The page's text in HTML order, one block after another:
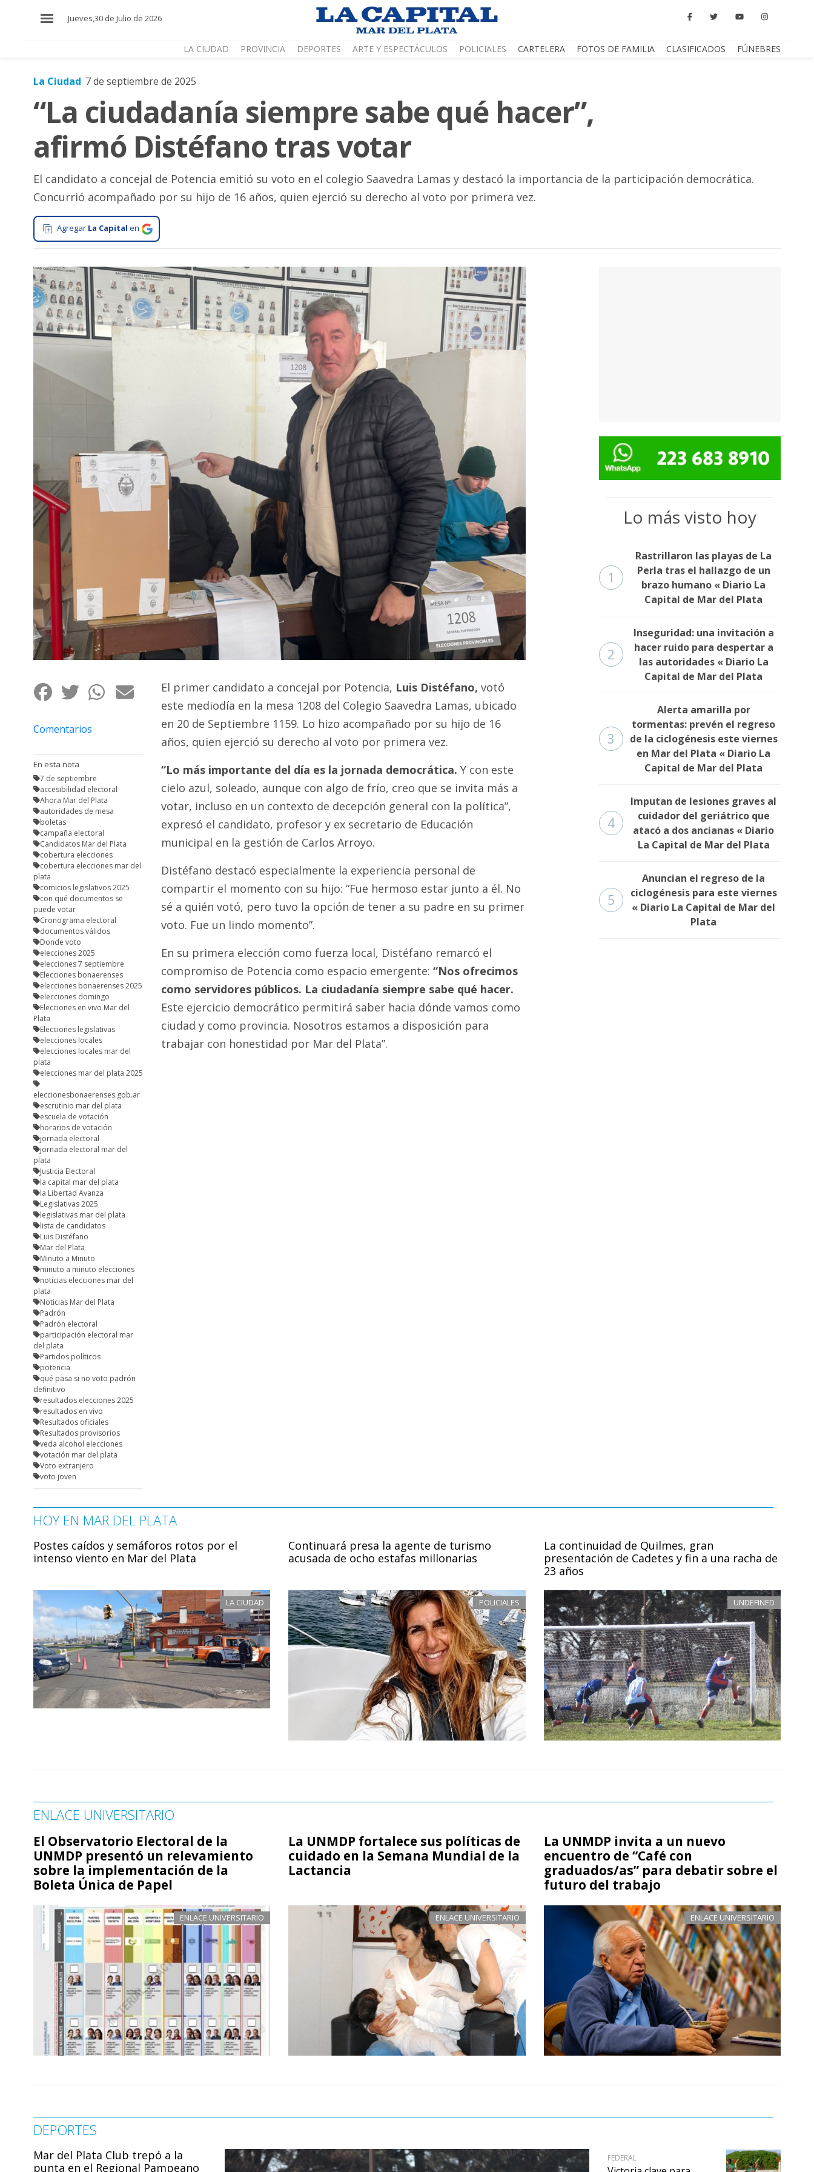
Jueves,30 de Julio de 2026
LA CIUDAD PROVINCIA DEPORTES ARTE Y ESPECTÁCULOS POLICIALES CARTELERA FOTOS DE FAMILIA CLASIFICADOS FÚNEBRES
País
Zona
Cultura
Tecnología
Gastronomía
Salud
Interés
General
Ciudad
Deportes
Fotos
Familia
Clasificados
La Ciudad 7 de septiembre de 2025
“La ciudadanía siempre sabe qué hacer”,
afirmó Distéfano tras votar
El candidato a concejal de Potencia emitió su voto en el colegio Saavedra Lamas y destacó la importancia de la participación democrática.
Concurrió acompañado por su hijo de 16 años, quien ejerció su derecho al voto por primera vez.
Agregar La Capital en
Comentarios
En esta nota
7 de septiembre
accesibilidad electoral
Ahora Mar del Plata
autoridades de mesa
boletas
campaña electoral
Candidatos Mar del Plata
cobertura elecciones
cobertura elecciones mar del
plata
comicios legislativos 2025
con qué documentos se
puede votar
Cronograma electoral
documentos válidos
Donde voto
elecciones 2025
elecciones 7 septiembre
Elecciones bonaerenses
elecciones bonaerenses 2025
elecciones domingo
Elecciones en vivo Mar del
Plata
Elecciones legislativas
elecciones locales
elecciones locales mar del
plata
elecciones mar del plata 2025
eleccionesbonaerenses.gob.ar
escrutinio mar del plata
escuela de votación
horarios de votación
jornada electoral
jornada electoral mar del
plata
Justicia Electoral
la capital mar del plata
la Libertad Avanza
Legislativas 2025
legislativas mar del plata
lista de candidatos
Luis Distéfano
Mar del Plata
Minuto a Minuto
minuto a minuto elecciones
noticias elecciones mar del
plata
Noticias Mar del Plata
Padrón
Padrón electoral
participación electoral mar
del plata
Partidos políticos
potencia
qué pasa si no voto padrón
definitivo
resultados elecciones 2025
resultados en vivo
Resultados oficiales
Resultados provisorios
veda alcohol elecciones
votación mar del plata
Voto extranjero
voto joven
El primer candidato a concejal por Potencia, Luis Distéfano, votó
este mediodía en la mesa 1208 del Colegio Saavedra Lamas, ubicado
en 20 de Septiembre 1159. Lo hizo acompañado por su hijo de 16
años, quien ejerció su derecho al voto por primera vez.
“Lo más importante del día es la jornada democrática. Y con este
cielo azul, soleado, aunque con algo de frío, creo que se invita más a
votar, incluso en un contexto de decepción general con la política”,
expresó el candidato, profesor y ex secretario de Educación
municipal en la gestión de Carlos Arroyo.
Distéfano destacó especialmente la experiencia personal de
compartir el momento con su hijo: “Fue hermoso estar junto a él. No
sé a quién votó, pero tuvo la opción de tener a su padre en su primer
voto. Fue un lindo momento”.
En su primera elección como fuerza local, Distéfano remarcó el
compromiso de Potencia como espacio emergente: “Nos ofrecimos
como servidores públicos. La ciudadanía siempre sabe qué hacer.
Este ejercicio democrático permitirá saber hacia dónde vamos como
ciudad y como provincia. Nosotros estamos a disposición para
trabajar con honestidad por Mar del Plata”.
Lo más visto hoy
1
Rastrillaron las playas de La
Perla tras el hallazgo de un
brazo humano « Diario La
Capital de Mar del Plata
2
Inseguridad: una invitación a
hacer ruido para despertar a
las autoridades « Diario La
Capital de Mar del Plata
3
Alerta amarilla por
tormentas: prevén el regreso
de la ciclogénesis este viernes
en Mar del Plata « Diario La
Capital de Mar del Plata
4
Imputan de lesiones graves al
cuidador del geriátrico que
atacó a dos ancianas « Diario
La Capital de Mar del Plata
5
Anuncian el regreso de la
ciclogénesis para este viernes
« Diario La Capital de Mar del
Plata
HOY EN MAR DEL PLATA
Postes caídos y semáforos rotos por el
intenso viento en Mar del Plata
LA CIUDAD
Continuará presa la agente de turismo
acusada de ocho estafas millonarias
POLICIALES
La continuidad de Quilmes, gran
presentación de Cadetes y fin a una racha de
23 años
UNDEFINED
ENLACE UNIVERSITARIO
El Observatorio Electoral de la
UNMDP presentó un relevamiento
sobre la implementación de la
Boleta Única de Papel
ENLACE UNIVERSITARIO
La UNMDP fortalece sus políticas de
cuidado en la Semana Mundial de la
Lactancia
ENLACE UNIVERSITARIO
La UNMDP invita a un nuevo
encuentro de “Café con
graduados/as” para debatir sobre el
futuro del trabajo
ENLACE UNIVERSITARIO
DEPORTES
Mar del Plata Club trepó a la
punta en el Regional Pampeano
FEDERAL